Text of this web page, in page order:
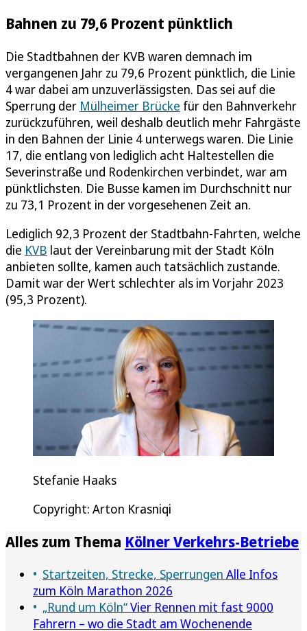
Bahnen zu 79,6 Prozent pünktlich
Die Stadtbahnen der KVB waren demnach im
vergangenen Jahr zu 79,6 Prozent pünktlich, die Linie
4 war dabei am unzuverlässigsten. Das sei auf die
Sperrung der Mülheimer Brücke für den Bahnverkehr
zurückzuführen, weil deshalb deutlich mehr Fahrgäste
in den Bahnen der Linie 4 unterwegs waren. Die Linie
17, die entlang von lediglich acht Haltestellen die
Severinstraße und Rodenkirchen verbindet, war am
pünktlichsten. Die Busse kamen im Durchschnitt nur
zu 73,1 Prozent in der vorgesehenen Zeit an.
Lediglich 92,3 Prozent der Stadtbahn-Fahrten, welche
die KVB laut der Vereinbarung mit der Stadt Köln
anbieten sollte, kamen auch tatsächlich zustande.
Damit war der Wert schlechter als im Vorjahr 2023
(95,3 Prozent).
Stefanie Haaks
Copyright: Arton Krasniqi
Alles zum Thema Kölner Verkehrs-Betriebe
Startzeiten, Strecke, Sperrungen Alle Infos
zum Köln Marathon 2026
„Rund um Köln“Vier Rennen mit fast 9000
Fahrern – wo die Stadt am Wochenende